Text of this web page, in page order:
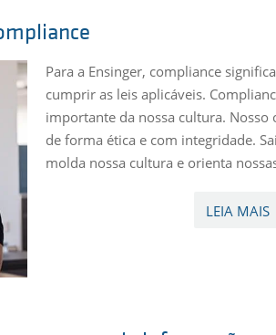
Para a Ensinger, compliance
cumprir as leis aplicáveis.
importante da nossa cultura. Nosso
de forma ética e com integridade.
molda nossa cultura e orienta
LEIA MAIS